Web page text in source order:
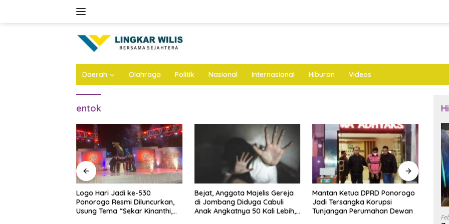
Daerah Olahraga Politik Nasional Internasional Hiburan Videos
entok
Logo Hari Jadi ke-530
Ponorogo Resmi Diluncurkan,
Usung Tema “Sekar Kinanthi,
Bejat, Anggota Majelis Gereja
di Jombang Diduga Cabuli
Anak Angkatnya 50 Kali Lebih,
Mantan Ketua DPRD Ponorogo
Jadi Tersangka Korupsi
Tunjangan Perumahan Dewan